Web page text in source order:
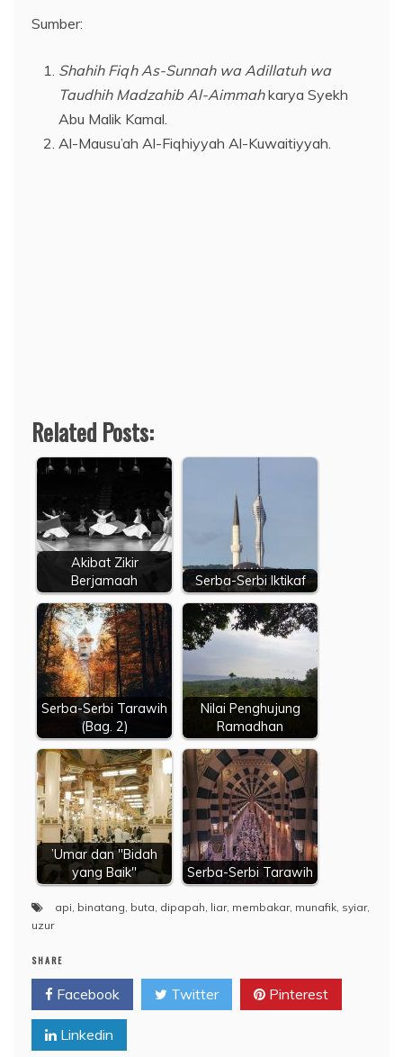
Sumber:
Shahih Fiqh As-Sunnah wa Adillatuh wa
Taudhih Madzahib Al-Aimmahkarya Syekh
Abu Malik Kamal.
Al-Mausu’ah Al-Fiqhiyyah Al-Kuwaitiyyah.
Related Posts:
Akibat Zikir
Berjamaah
Serba-Serbi Iktikaf
Serba-Serbi Tarawih
(Bag. 2)
Nilai Penghujung
Ramadhan
’Umar dan "Bidah
yang Baik"
Serba-Serbi Tarawih
api, binatang, buta, dipapah, liar, membakar, munafik, syiar,
uzur
SHARE
Facebook Twitter Pinterest
Linkedin